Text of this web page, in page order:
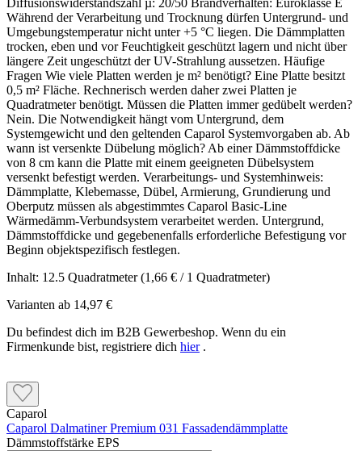
Diffusionswiderstandszahl µ: 20/50 Brandverhalten: Euroklasse E
Während der Verarbeitung und Trocknung dürfen Untergrund- und
Umgebungstemperatur nicht unter +5 °C liegen. Die Dämmplatten
trocken, eben und vor Feuchtigkeit geschützt lagern und nicht über
längere Zeit ungeschützt der UV-Strahlung aussetzen. Häufige
Fragen Wie viele Platten werden je m² benötigt? Eine Platte besitzt
0,5 m² Fläche. Rechnerisch werden daher zwei Platten je
Quadratmeter benötigt. Müssen die Platten immer gedübelt werden?
Nein. Die Notwendigkeit hängt vom Untergrund, dem
Systemgewicht und den geltenden Caparol Systemvorgaben ab. Ab
wann ist versenkte Dübelung möglich? Ab einer Dämmstoffdicke
von 8 cm kann die Platte mit einem geeigneten Dübelsystem
versenkt befestigt werden. Verarbeitungs- und Systemhinweis:
Dämmplatte, Klebemasse, Dübel, Armierung, Grundierung und
Oberputz müssen als abgestimmtes Caparol Basic-Line
Wärmedämm-Verbundsystem verarbeitet werden. Untergrund,
Dämmstoffdicke und gegebenenfalls erforderliche Befestigung vor
Beginn objektspezifisch festlegen.
Inhalt: 12.5 Quadratmeter(1,66 € / 1 Quadratmeter)
Varianten ab 14,97 €
Du befindest dich im B2B Gewerbeshop. Wenn du ein
Firmenkunde bist, registriere dich hier.
Caparol
Caparol Dalmatiner Premium 031 Fassadendämmplatte
Dämmstoffstärke EPS